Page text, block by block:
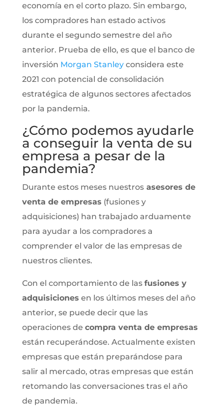
economía en el corto plazo. Sin embargo,
los compradores han estado activos
durante el segundo semestre del año
anterior. Prueba de ello, es que el banco de
inversión Morgan Stanleyconsidera este
2021 con potencial de consolidación
estratégica de algunos sectores afectados
por la pandemia.
¿Cómo podemos ayudarle
a conseguir la venta de su
empresa a pesar de la
pandemia?
Durante estos meses nuestrosasesores de
venta de empresas (fusiones y
adquisiciones) han trabajado arduamente
para ayudar a los compradores a
comprender el valor de las empresas de
nuestros clientes.
Con el comportamiento de las fusiones y
adquisiciones en los últimos meses del año
anterior, se puede decir que las
operaciones de compra venta de empresas
están recuperándose. Actualmente existen
empresas que están preparándose para
salir al mercado, otras empresas que están
retomando las conversaciones tras el año
de pandemia.